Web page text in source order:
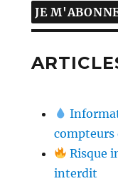
compteurs
Risque
interdit